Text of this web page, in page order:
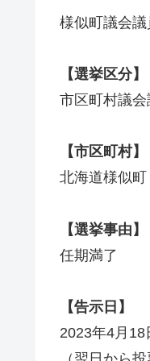
様似町議会議
【選挙区分】
市区町村議会
【市区町村】
北海道様似町
【選挙事由】
任期満了
【告示日】
2023年4月18